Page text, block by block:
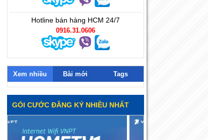
Hotline bán hàng HCM 24/7
0916.31.0606
Xem nhiều Bài mới Tags
GÓI CƯỚC ĐĂNG KÝ NHIỀU NHẤT